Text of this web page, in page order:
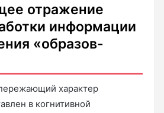
отражение
информации
«образов-
характер
в когнитивной